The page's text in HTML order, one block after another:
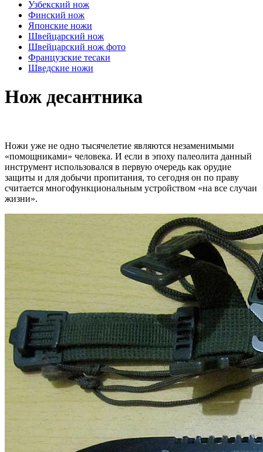
Узбекский нож
Финский нож
Японские ножи
Швейцарский нож
Швейцарский нож фото
Французские тесаки
Шведские ножи
Нож десантника
Ножи уже не одно тысячелетие являются незаменимыми
«помощниками» человека. И если в эпоху палеолита данный
инструмент использовался в первую очередь как орудие
защиты и для добычи пропитания, то сегодня он по праву
считается многофункциональным устройством «на все случаи
жизни».